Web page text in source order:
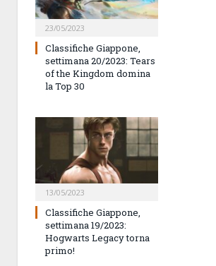
23/05/2023
Classifiche Giappone,
settimana 20/2023: Tears
of the Kingdom domina
la Top 30
13/05/2023
Classifiche Giappone,
settimana 19/2023:
Hogwarts Legacy torna
primo!